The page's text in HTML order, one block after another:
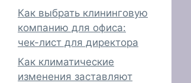
Как выбрать клининговую
компанию для офиса:
чек-лист для директора
Как климатические
изменения заставляют